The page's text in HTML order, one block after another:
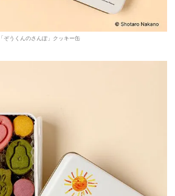
「ぞうくんのさんぽ」クッキー缶